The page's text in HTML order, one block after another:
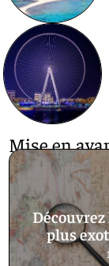
Mise en
plus